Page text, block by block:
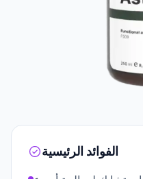
الفوائد الرئيسية